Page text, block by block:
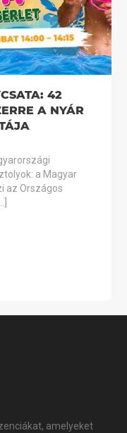
42
A NYÁR
a Magyar
az Országos
amelyeket